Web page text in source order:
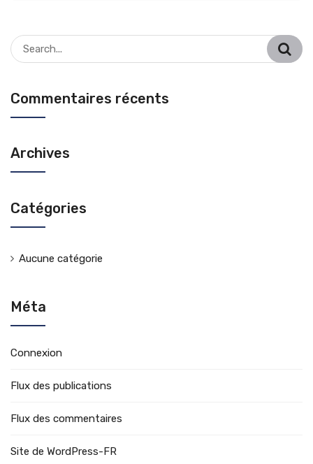
Search
for:
Commentaires récents
Archives
Catégories
Aucune catégorie
Méta
Connexion
Flux des publications
Flux des commentaires
Site de WordPress-FR